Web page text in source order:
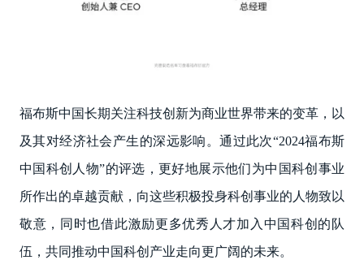
福布斯中国长期关注科技创新为商业世界带来的变革，以
及其对经济社会产生的深远影响。通过此次“2024福布斯
中国科创人物”的评选，更好地展示他们为中国科创事业
所作出的卓越贡献，向这些积极投身科创事业的人物致以
敬意，同时也借此激励更多优秀人才加入中国科创的队
伍，共同推动中国科创产业走向更广阔的未来。